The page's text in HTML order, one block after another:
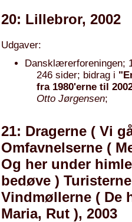
20: LiIlebror, 2002
Udgaver:
Dansklærerforeningen;
246 sider; bidrag i
fra 1980'erne til
Otto Jørgensen;
21: Dragerne ( Vi
Omfavnelserne (
Og her under
bedøve )
Vindmøllerne ( De
Maria, Rut ), 2003